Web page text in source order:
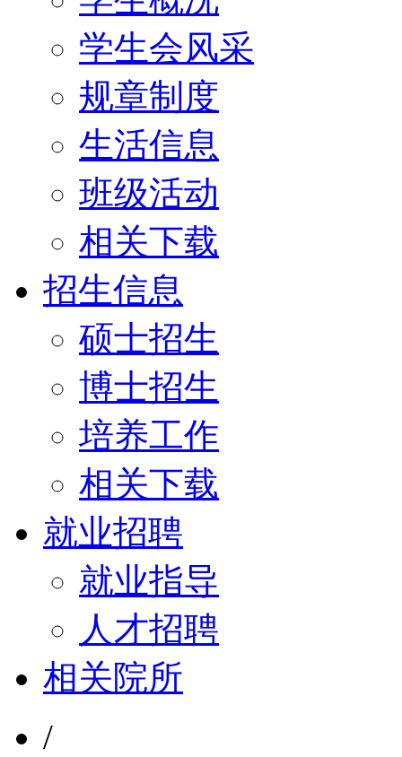
学生会风采
规章制度
生活信息
班级活动
相关下载
招生信息
硕士招生
博士招生
培养工作
相关下载
就业招聘
就业指导
人才招聘
相关院所
/